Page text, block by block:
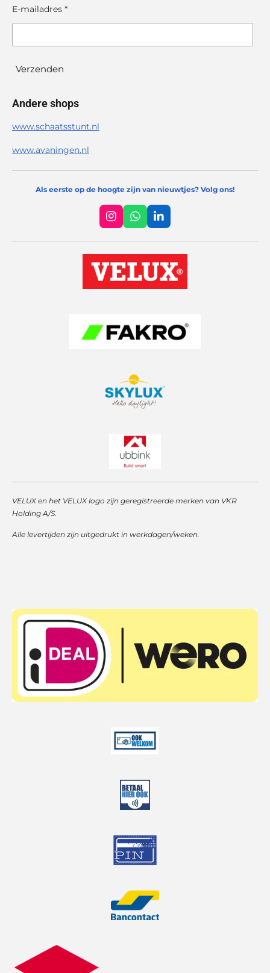
E-mailadres *
Verzenden
Andere shops
www.schaatsstunt.nl
www.avaningen.nl
Als eerste op de hoogte zijn van nieuwtjes? Volg ons!
I
n
s
t
a
g
W
h
a
t
s
A
L
i
n
k
e
d
VELUX en het VELUX logo zijn geregistreerde merken van VKR
Holding A/S.
Alle levertijden zijn uitgedrukt in werkdagen/weken.